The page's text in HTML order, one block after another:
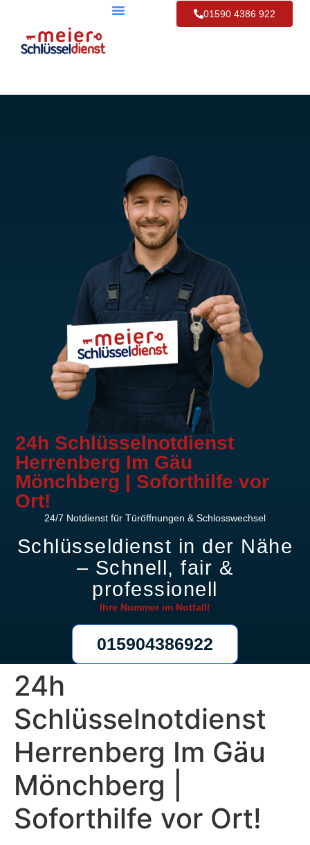
01590 4386 922
24h Schlüsselnotdienst
Herrenberg Im Gäu
Mönchberg | Soforthilfe vor
Ort!
24/7 Notdienst für Türöffnungen & Schlosswechsel
Schlüsseldienst in der Nähe
– Schnell, fair &
professionell
Ihre Nummer im Notfall!
015904386922
24h
Schlüsselnotdienst
Herrenberg Im Gäu
Mönchberg |
Soforthilfe vor Ort!